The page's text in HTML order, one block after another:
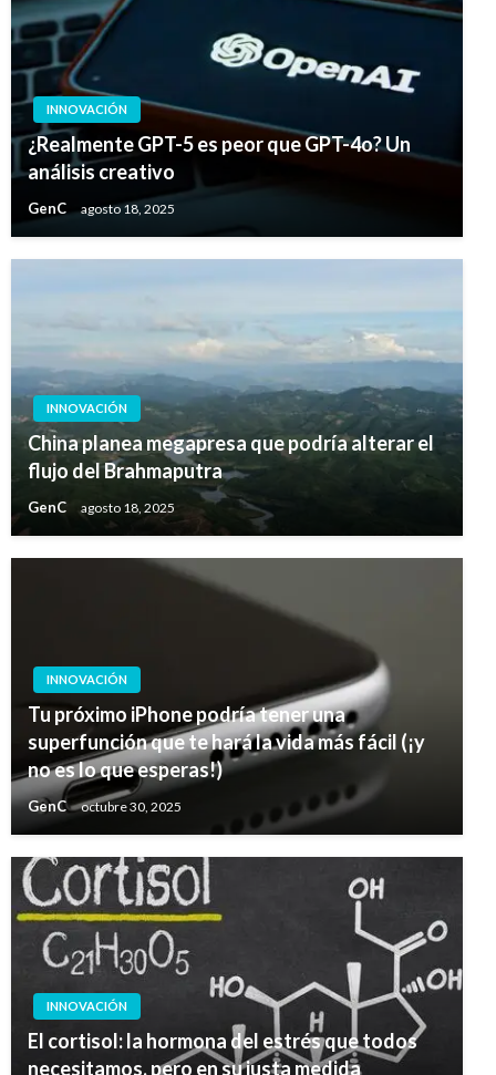
INNOVACIÓN
¿Realmente GPT-5 es peor que GPT-4o? Un
análisis creativo
GenC agosto 18, 2025
INNOVACIÓN
China planea megapresa que podría alterar el
flujo del Brahmaputra
GenC agosto 18, 2025
INNOVACIÓN
Tu próximo iPhone podría tener una
superfunción que te hará la vida más fácil (¡y
no es lo que esperas!)
GenC octubre 30, 2025
INNOVACIÓN
El cortisol: la hormona del estrés que todos
necesitamos, pero en su justa medida